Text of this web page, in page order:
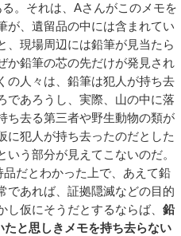
。それは、Aさんがこのメモを
が、遺留品の中には含まれてい
、現場周辺には鉛筆が見当たら
か鉛筆の芯の先だけが発見され
の人々は、鉛筆は犯人が持ち去
であろうし、実際、山の中に落
ち去る第三者や野生動物の類が
に犯人が持ち去ったのだとした
う部分が見えてこないのだ。
だとわかった上で、あえて鉛
であれば、証拠隠滅などの目的
仮にそうだとするならば、 鉛
と思しきメモを持ち去らない